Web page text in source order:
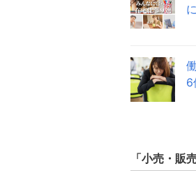
6
「小売・販